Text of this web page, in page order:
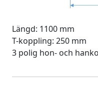
Längd: 1100 mm
T-koppling: 250 mm
3 polig hon- och